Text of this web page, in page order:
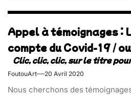
Appel à témoignages :
compte du Covid-19 /
FoutouArt 20 Avril 2020
Nous cherchons des